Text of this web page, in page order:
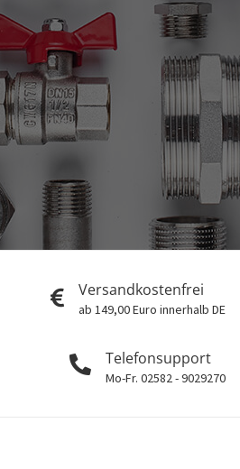
Versandkostenfrei
ab 149,00 Euro innerhalb DE
Telefonsupport
Mo-Fr. 02582 - 9029270